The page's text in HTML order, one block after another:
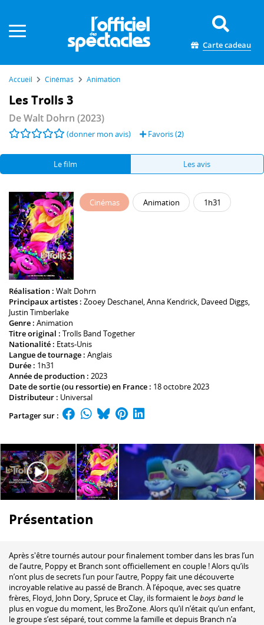
Carte cadeau
Accueil Cinémas Animation
Les Trolls 3
DeWalt Dohrn (2023)
(donner mon avis) Favoris (2)
Le film Les avis
Cinémas Animation 1h31
Réalisation : Walt Dohrn
Principaux artistes : Zooey Deschanel Anna Kendrick Daveed Diggs
Justin Timberlake
Genre : Animation
Titre original : Trolls Band Together
Nationalité : Etats-Unis
Langue de tournage : Anglais
Durée : 1h31
Année de production : 2023
Date de sortie (ou ressortie) en France : 18 octobre 2023
Distributeur : Universal
Partager sur :
Présentation
Après s'être tournés autour pour finalement tomber dans les bras l’un
de l’autre, Poppy et Branch sont officiellement en couple ! Alors qu’ils
n’ont plus de secrets l’un pour l’autre, Poppy fait une découverte
incroyable relative au passé de Branch. À l’époque, avec ses quatre
frères, Floyd, John Dory, Spruce et Clay, ils formaient leboys band le
plus en vogue du moment, les BroZone. Alors qu’il n’était qu’un enfant,
le groupe s’est séparé, tout comme la famille et depuis Branch n’a